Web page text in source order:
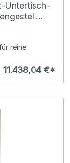
Untertisch-
reine
11.438,04 €*